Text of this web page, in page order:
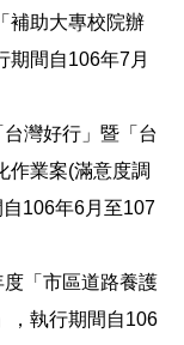
補助大專校院辦
期間自106年7月
灣好行」暨「台
作業案(滿意度調
106年6月至107
「市區道路養護
，執行期間自106